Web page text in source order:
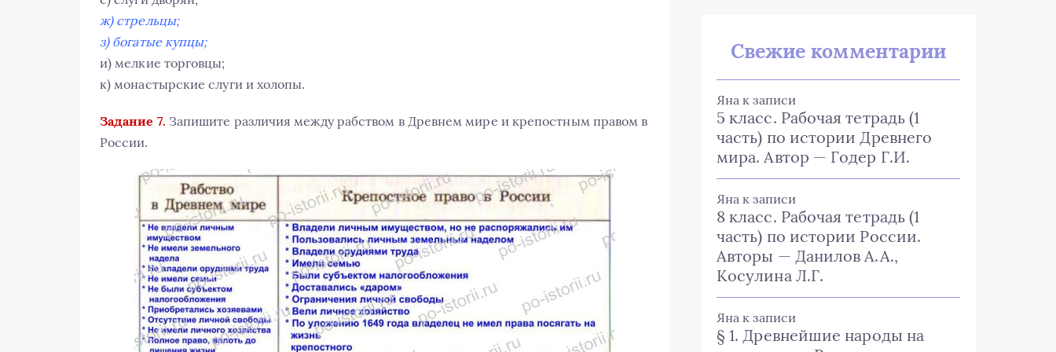
ж) стрельцы;
з) богатые купцы;
и) мелкие торговцы;
к) монастырские слуги и холопы.
Задание 7. Запишите различия между рабством в Древнем мире и крепостным правом в
России.
Свежие комментарии
Яна к записи
5 класс. Рабочая тетрадь (1
часть) по истории Древнего
мира. Автор — Годер Г.И.
Яна к записи
8 класс. Рабочая тетрадь (1
часть) по истории России.
Авторы — Данилов А.А.,
Косулина Л.Г.
Яна к записи
§ 1. Древнейшие народы на